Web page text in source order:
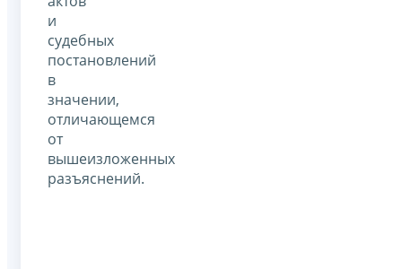
и
судебных
постановлений
в
значении,
отличающемся
от
вышеизложенных
разъяснений.